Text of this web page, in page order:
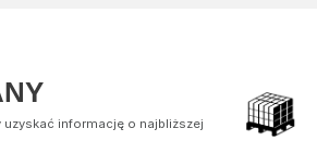
uzyskać informację o najbliższej